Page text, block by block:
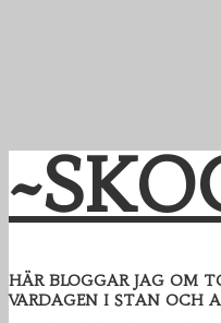
HÄR BLOGGAR JAG OM
VARDAGEN I STAN OCH